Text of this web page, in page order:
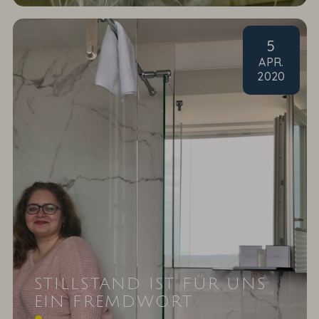
5
APR.
2020
STILLSTAND IST FÜR UNS
EIN FREMDWORT